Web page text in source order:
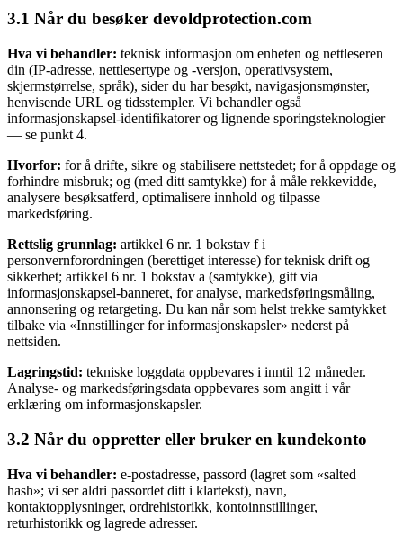
3.1 Når du besøker devoldprotection.com
Hva vi behandler: teknisk informasjon om enheten og nettleseren
din (IP-adresse, nettlesertype og -versjon, operativsystem,
skjermstørrelse, språk), sider du har besøkt, navigasjonsmønster,
henvisende URL og tidsstempler. Vi behandler også
informasjonskapsel-identifikatorer og lignende sporingsteknologier
— se punkt 4.
Hvorfor: for å drifte, sikre og stabilisere nettstedet; for å oppdage og
forhindre misbruk; og (med ditt samtykke) for å måle rekkevidde,
analysere besøksatferd, optimalisere innhold og tilpasse
markedsføring.
Rettslig grunnlag: artikkel 6 nr. 1 bokstav f i
personvernforordningen (berettiget interesse) for teknisk drift og
sikkerhet; artikkel 6 nr. 1 bokstav a (samtykke), gitt via
informasjonskapsel-banneret, for analyse, markedsføringsmåling,
annonsering og retargeting. Du kan når som helst trekke samtykket
tilbake via «Innstillinger for informasjonskapsler» nederst på
nettsiden.
Lagringstid: tekniske loggdata oppbevares i inntil 12 måneder.
Analyse- og markedsføringsdata oppbevares som angitt i vår
erklæring om informasjonskapsler.
3.2 Når du oppretter eller bruker en kundekonto
Hva vi behandler: e-postadresse, passord (lagret som «salted
hash»; vi ser aldri passordet ditt i klartekst), navn,
kontaktopplysninger, ordrehistorikk, kontoinnstillinger,
returhistorikk og lagrede adresser.